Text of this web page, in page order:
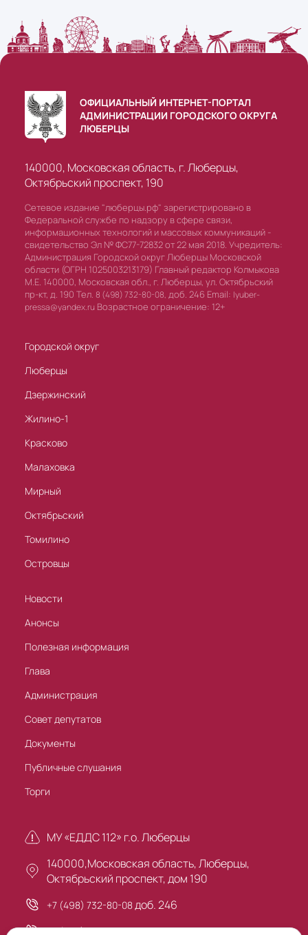
ОФИЦИАЛЬНЫЙ ИНТЕРНЕТ-ПОРТАЛ
АДМИНИСТРАЦИИ ГОРОДСКОГО ОКРУГА
ЛЮБЕРЦЫ
140000, Московская область, г. Люберцы,
Октябрьский проспект, 190
Сетевое издание "люберцы.рф" зарегистрировано в
Федеральной службе по надзору в сфере связи,
информационных технологий и массовых коммуникаций -
свидетельство Эл № ФС77-72832 от 22 мая 2018. Учредитель:
Администрация Городской округ Люберцы Московской
области (ОГРН 1025003213179) Главный редактор Колмыкова
М.Е. 140000, Московская обл., г. Люберцы, ул. Октябрьский
пр-кт, д. 190 Тел. 8 (498) 732-80-08, доб. 246 Email: lyuber-
pressa@yandex.ru Возрастное ограничение: 12+
Городской округ
Люберцы
Дзержинский
Жилино-1
Красково
Малаховка
Мирный
Октябрьский
Томилино
Островцы
Новости
Анонсы
Полезная информация
Глава
Администрация
Совет депутатов
Документы
Публичные слушания
Торги
МУ «ЕДДС 112» г.о. Люберцы
140000,Московская область, Люберцы,
Октябрьский проспект, дом 190
+7 (498) 732-80-08 доб. 246
+7 (495) 503-30-00